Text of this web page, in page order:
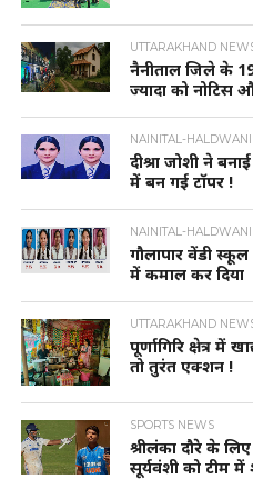
UTTARAKHAND
नैनीताल जिले के
ज्यादा को नोटिस
NAINITAL-
दीश्रा जोशी ने
में बन गई टॉपर !
NAINITAL-
गौलापार वेंडी
में कमाल कर दिया
UTTARAKHAND
पूर्णागिरि क्षेत्र में
तो तुरंत एक्शन !
SPORTS NEWS
श्रीलंका दौरे के
सूर्यवंशी को टीम में